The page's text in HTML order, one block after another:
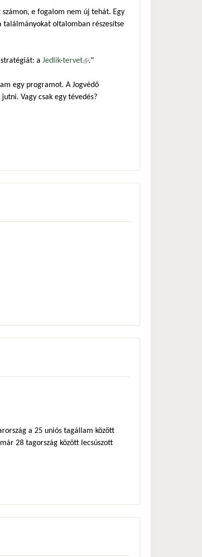
e fogalom nem új tehát. Egy
találmányokat oltalomban részesítse
a Jedlik-tervet(külső hivatkozás)
."
egy programot. A Jogvédő
Vagy csak egy tévedés?
a 25 uniós tagállam között
28 tagország között lecsúszott